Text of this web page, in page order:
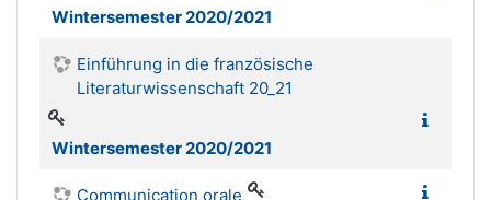
Wintersemester 2020/2021
Einführung in die französische
Literaturwissenschaft 20_21
Wintersemester 2020/2021
Communication orale